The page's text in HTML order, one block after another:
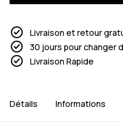
Livraison et retour
30 jours pour changer
Livraison Rapide
Détails Informations